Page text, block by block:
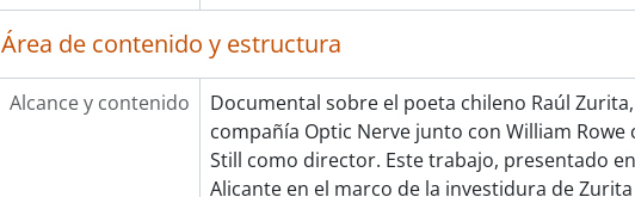
Área de contenido y estructura
Alcance y contenido
Documental sobre el poeta chileno Raúl
compañía Optic Nerve junto con William Rowe
Still como director. Este trabajo, presentado
Alicante en el marco de la investidura de